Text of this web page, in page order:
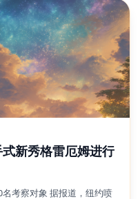
新秀格雷厄姆进行
考察对象 据报道，纽约喷